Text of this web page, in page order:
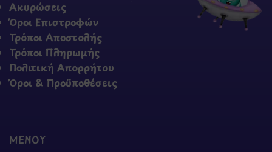
Ακυρώσεις
Όροι Επιστροφών
Τρόποι Αποστολής
Τρόποι Πληρωμής
Πολιτική Απορρήτου
Όροι & Προϋποθέσεις
ΜΕΝΟΥ